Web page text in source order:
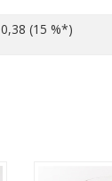
0,38 (15 %*)